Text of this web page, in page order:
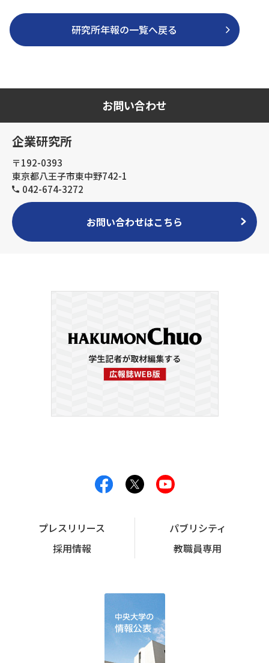
研究所年報の一覧へ戻る
お問い合わせ
企業研究所
〒192-0393
東京都八王子市東中野742-1
042-674-3272
お問い合わせはこちら
プレスリリース
パブリシティ
採用情報
教職員専用